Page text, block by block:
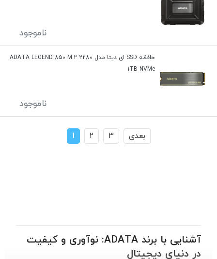
ناموجود
حافظه SSD ای دیتا مدل ADATA LEGEND 850 M.2 2280
1TB NVMe
ناموجود
1 2 3 بعدی
آشنایی با برند ADATA: نوآوری و کیفیت
در دنیای دیجیتال